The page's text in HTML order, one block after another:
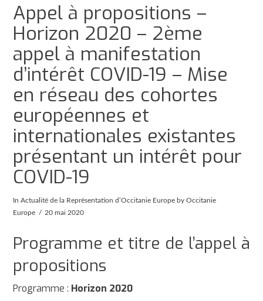
Appel à propositions –
Horizon 2020 – 2ème
appel à manifestation
d’intérêt COVID-19 – Mise
en réseau des cohortes
européennes et
internationales existantes
présentant un intérêt pour
COVID-19
InActualité de la Représentation d’Occitanie Europe by Occitanie
Europe
20 mai 2020
Programme et titre de l’appel à
propositions
Programme : Horizon 2020